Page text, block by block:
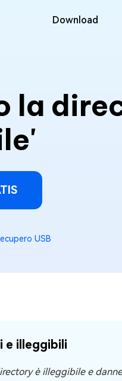
Download
la
USB
e illeggibili
è illeggibile e